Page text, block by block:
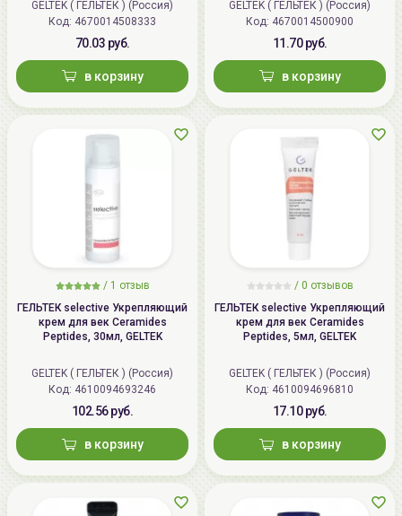
ул.Мележа, д.5, корп.1, пом.233.
GELTEK ( ГЕЛЬТЕК ) (Россия)
Код: 4670014508333
70.03 руб.
в корзину
GELTEK ( ГЕЛЬТЕК ) (Россия)
Код: 4670014500900
11.70 руб.
в корзину
/ 1 отзыв
ГЕЛЬТЕК selective Укрепляющий
крем для век Ceramides
Peptides, 30мл, GELTEK
GELTEK ( ГЕЛЬТЕК ) (Россия)
Код: 4610094693246
102.56 руб.
в корзину
/ 0 отзывов
ГЕЛЬТЕК selective Укрепляющий
крем для век Ceramides
Peptides, 5мл, GELTEK
GELTEK ( ГЕЛЬТЕК ) (Россия)
Код: 4610094696810
17.10 руб.
в корзину